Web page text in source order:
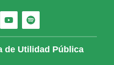
de Utilidad Pública